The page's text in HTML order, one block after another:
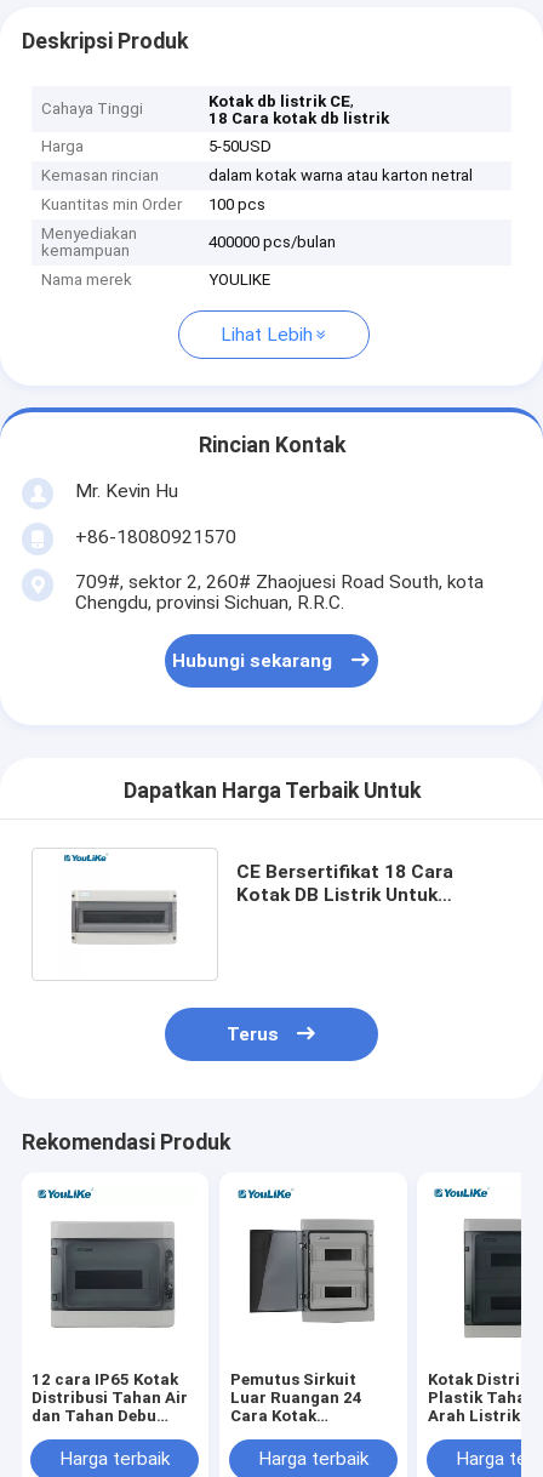
Deskripsi Produk
Cahaya Tinggi Kotak db listrik CE,
18 Cara kotak db listrik
Harga
5-50USD
Kemasan rincian
dalam kotak warna atau karton netral
Kuantitas min Order
100 pcs
Menyediakan
kemampuan
400000 pcs/bulan
Nama merek YOULIKE
Lihat Lebih
Rincian Kontak
Mr. Kevin Hu
+86-18080921570
709#, sektor 2, 260# Zhaojuesi Road South, kota
Chengdu, provinsi Sichuan, R.R.C.
Hubungi sekarang
Dapatkan Harga Terbaik Untuk
CE Bersertifikat 18 Cara
Kotak DB Listrik Untuk
Terus
Rekomendasi Produk
12 cara IP65 Kotak
Distribusi Tahan Air
dan Tahan Debu
PC
Harga terbaik
Pemutus Sirkuit
Luar Ruangan 24
Cara Kotak
Listrik Tahan Air
MCB
Harga terbaik
Kotak
Plastik Tahan
Arah Listrik
Harga